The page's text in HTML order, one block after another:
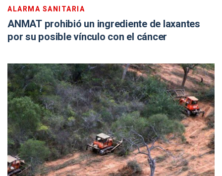
ALARMA SANITARIA
ANMAT prohibió un ingrediente de laxantes
por su posible vínculo con el cáncer